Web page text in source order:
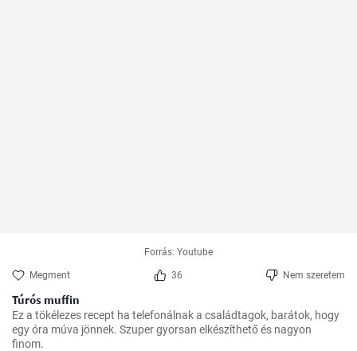
Forrás: Youtube
Megment 36 Nem szeretem
Túrós muffin
Ez a tökélezes recept ha telefonálnak a családtagok, barátok, hogy
egy óra múva jönnek. Szuper gyorsan elkészíthető és nagyon
finom.